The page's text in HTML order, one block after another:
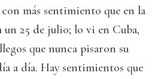
más sentimiento que en la
un 25 de julio; lo vi en Cuba,
que nunca pisaron su
a día. Hay sentimientos que